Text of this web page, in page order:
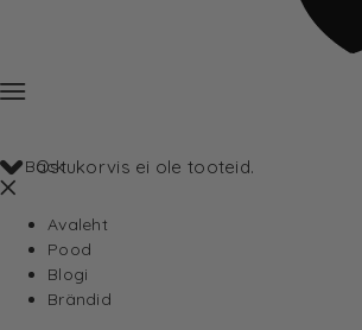
Ostukorvis ei ole tooteid.
Back
Avaleht
Pood
Blogi
Brändid